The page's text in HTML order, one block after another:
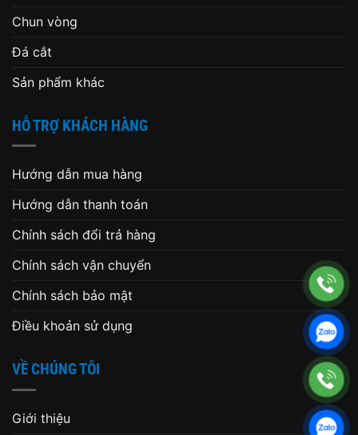
Chun vòng
Đá cắt
Sản phẩm khác
HỖ TRỢ KHÁCH HÀNG
Hướng dẫn mua hàng
Hướng dẫn thanh toán
Chính sách đổi trả hàng
Chính sách vận chuyển
Chính sách bảo mật
Điều khoản sử dụng
VỀ CHÚNG TÔI
Giới thiệu